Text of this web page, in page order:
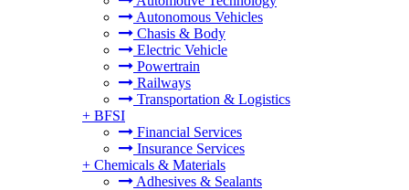
Autonomous Vehicles
Chasis & Body
Electric Vehicle
Powertrain
Railways
Transportation & Logistics
+ BFSI
Financial Services
Insurance Services
+ Chemicals & Materials
Adhesives & Sealants